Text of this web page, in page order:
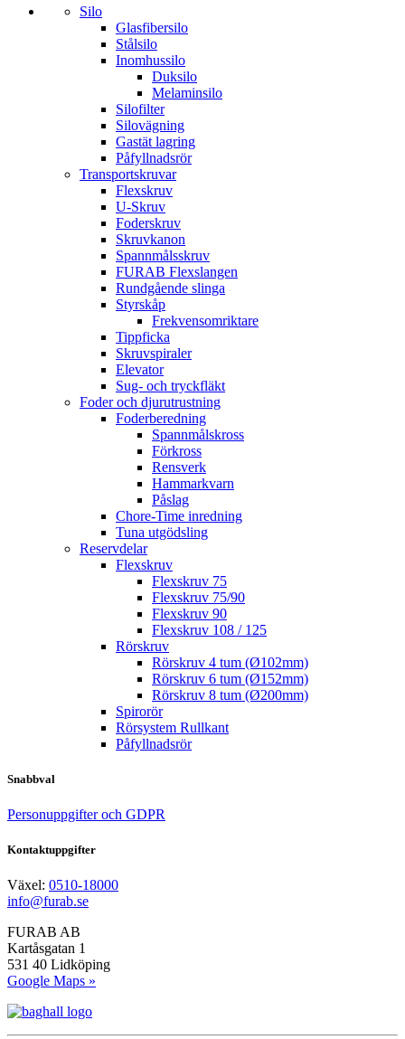
Silo
Glasfibersilo
Stålsilo
Inomhussilo
Duksilo
Melaminsilo
Silofilter
Silovägning
Gastät lagring
Påfyllnadsrör
Transportskruvar
Flexskruv
U-Skruv
Foderskruv
Skruvkanon
Spannmålsskruv
FURAB Flexslangen
Rundgående slinga
Styrskåp
Frekvensomriktare
Tippficka
Skruvspiraler
Elevator
Sug- och tryckfläkt
Foder och djurutrustning
Foderberedning
Spannmålskross
Förkross
Rensverk
Hammarkvarn
Påslag
Chore-Time inredning
Tuna utgödsling
Reservdelar
Flexskruv
Flexskruv 75
Flexskruv 75/90
Flexskruv 90
Flexskruv 108 / 125
Rörskruv
Rörskruv 4 tum (Ø102mm)
Rörskruv 6 tum (Ø152mm)
Rörskruv 8 tum (Ø200mm)
Spirorör
Rörsystem Rullkant
Påfyllnadsrör
Snabbval
Personuppgifter och GDPR
Kontaktuppgifter
Växel: 0510-18000
info@furab.se
FURAB AB
Kartåsgatan 1
531 40 Lidköping
Google Maps »